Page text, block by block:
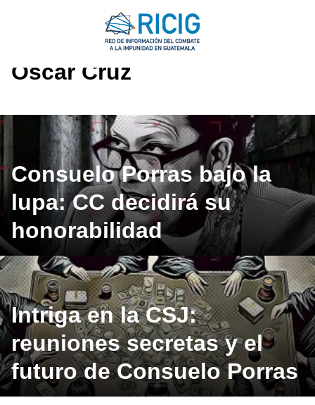
Oscar Cruz
Consuelo Porras bajo la
lupa: CC decidirá su
honorabilidad
Intriga en la CSJ:
reuniones secretas y el
futuro de Consuelo Porras